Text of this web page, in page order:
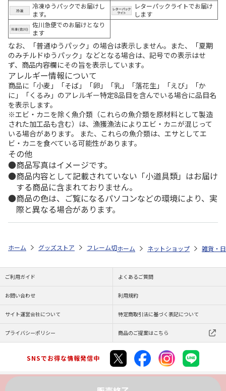
冷凍ゆうパックでお届けし
ます。
レターパックライトでお届け
します
佐川急便でのお届けとなり
ます
なお、「普通ゆうパック」の場合は表示しません。また、「夏期
のみチルドゆうパック」などとなる場合は、記号での表示はせ
ず、商品内容欄にその旨を表示しています。
アレルギー情報について
商品に「小麦」「そば」「卵」「乳」「落花生」「えび」「か
に」「くるみ」のアレルギー特定8品目を含んでいる場合に品目名
を表示します。
※エビ・カニを除く魚介類（これらの魚介類を原材料として製造
された加工品も含む）は、漁獲漁法によりエビ・カニが混じって
いる場合があります。 また、これらの魚介類は、エサとしてエ
ビ・カニを食べている可能性があります。
その他
商品写真はイメージです。
商品内容として記載されていない「小道具類」はお届け
する商品に含まれておりません。
商品の色は、ご覧になるパソコンなどの環境により、実
際と異なる場合があります。
ホーム グッズストア フレーム切手セット 寺田てら ぽすたんぷ・
ホーム ネットショップ 雑貨・
ご利用ガイド よくあるご質問
お問い合わせ 利用規約
サイト運営会社について 特定商取引法に基づく表記について
プライバシーポリシー 商品のご提案はこちら
SNSでお得な情報発信中